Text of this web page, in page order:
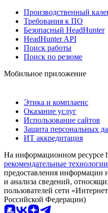
Производственный
Требования к ПО
Безопасный HeadHunter
HeadHunter API
Поиск работы
Поиск по резюме
Мобильное приложение
Этика и комплаенс
Оказание услуг
Использование сайтов
Защита персональных
ИТ аккредитация
На информационном ресурсе
рекомендательные технологии
предоставления информации
и анализа сведений,
пользователей сети
Российской Федерации)